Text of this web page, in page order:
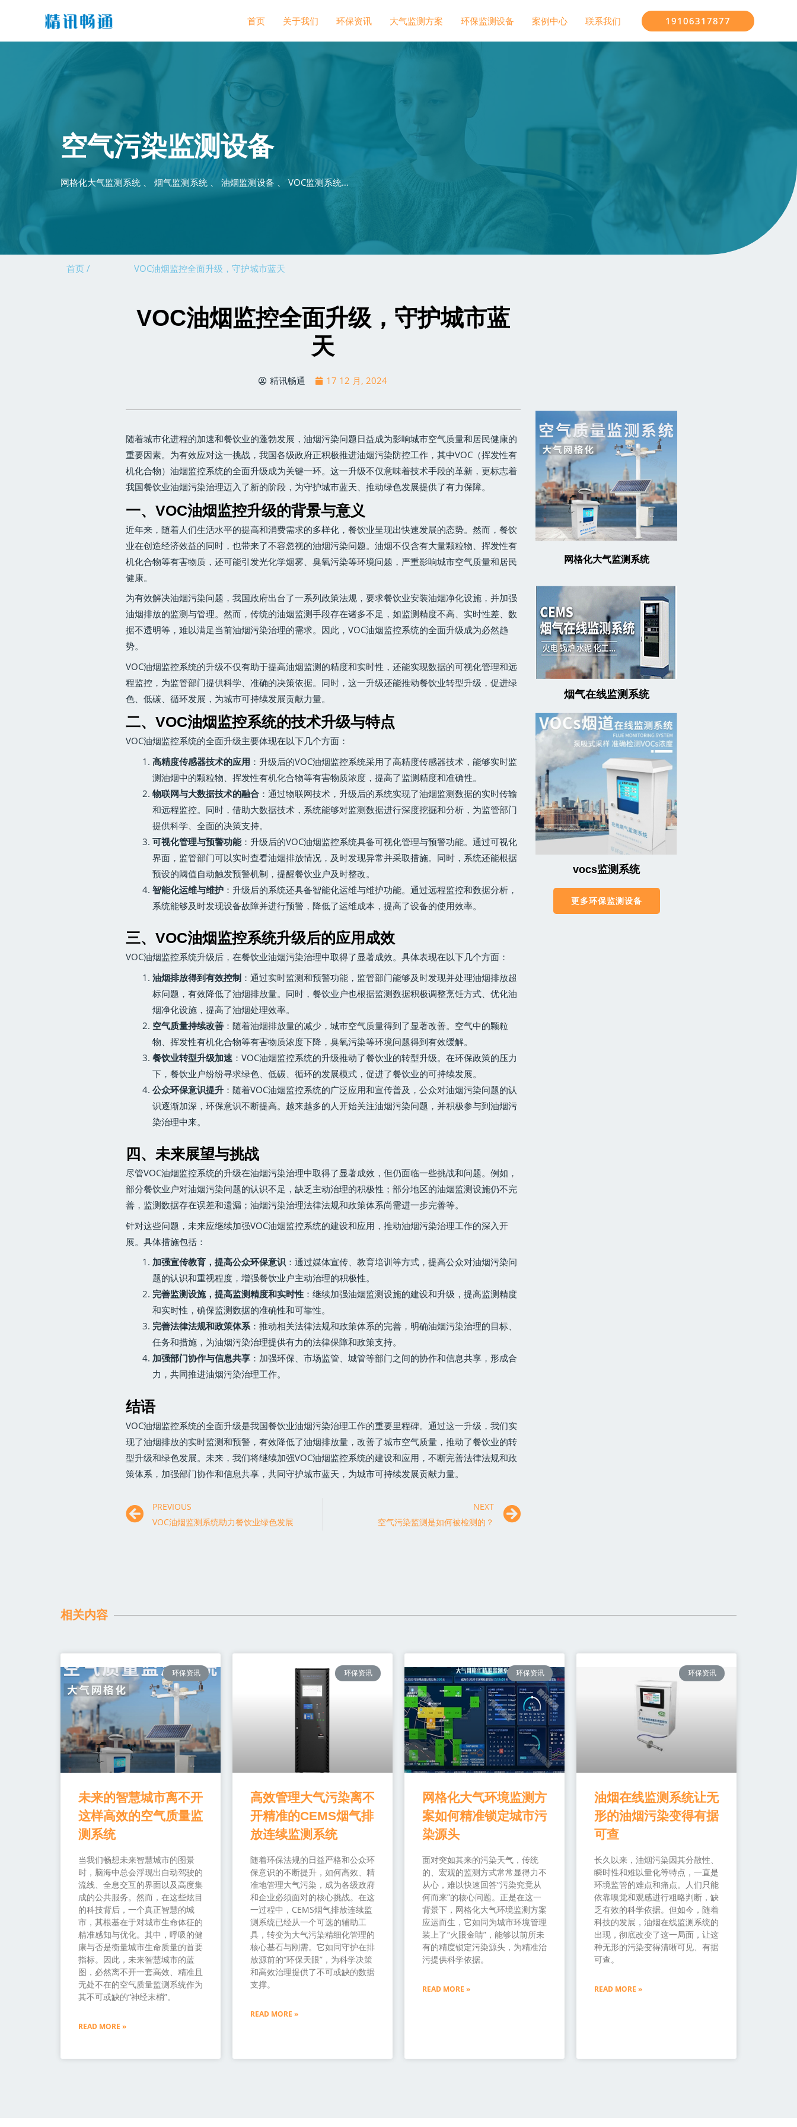
首页 关于我们 环保资讯 大气监测方案 环保监测设备 案例中心 联系我们 19106317877
空气污染监测设备
网格化大气监测系统 、 烟气监测系统 、 油烟监测设备 、 VOC监测系统…
首页 / VOC油烟监控全面升级，守护城市蓝天
VOC油烟监控全面升级，守护城市蓝
天
精讯畅通 17 12 月, 2024
随着城市化进程的加速和餐饮业的蓬勃发展，油烟污染问题日益成为影响城市空气质量和居民健康的
重要因素。为有效应对这一挑战，我国各级政府正积极推进油烟污染防控工作，其中VOC（挥发性有
机化合物）油烟监控系统的全面升级成为关键一环。这一升级不仅意味着技术手段的革新，更标志着
我国餐饮业油烟污染治理迈入了新的阶段，为守护城市蓝天、推动绿色发展提供了有力保障。
一、VOC油烟监控升级的背景与意义
近年来，随着人们生活水平的提高和消费需求的多样化，餐饮业呈现出快速发展的态势。然而，餐饮
业在创造经济效益的同时，也带来了不容忽视的油烟污染问题。油烟不仅含有大量颗粒物、挥发性有
机化合物等有害物质，还可能引发光化学烟雾、臭氧污染等环境问题，严重影响城市空气质量和居民
健康。
为有效解决油烟污染问题，我国政府出台了一系列政策法规，要求餐饮业安装油烟净化设施，并加强
油烟排放的监测与管理。然而，传统的油烟监测手段存在诸多不足，如监测精度不高、实时性差、数
据不透明等，难以满足当前油烟污染治理的需求。因此，VOC油烟监控系统的全面升级成为必然趋
势。
VOC油烟监控系统的升级不仅有助于提高油烟监测的精度和实时性，还能实现数据的可视化管理和远
程监控，为监管部门提供科学、准确的决策依据。同时，这一升级还能推动餐饮业转型升级，促进绿
色、低碳、循环发展，为城市可持续发展贡献力量。
二、VOC油烟监控系统的技术升级与特点
VOC油烟监控系统的全面升级主要体现在以下几个方面：
高精度传感器技术的应用 ：升级后的VOC油烟监控系统采用了高精度传感器技术，能够实时监
测油烟中的颗粒物、挥发性有机化合物等有害物质浓度，提高了监测精度和准确性。
物联网与大数据技术的融合：通过物联网技术，升级后的系统实现了油烟监测数据的实时传输
和远程监控。同时，借助大数据技术，系统能够对监测数据进行深度挖掘和分析，为监管部门
提供科学、全面的决策支持。
可视化管理与预警功能：升级后的VOC油烟监控系统具备可视化管理与预警功能。通过可视化
界面，监管部门可以实时查看油烟排放情况，及时发现异常并采取措施。同时，系统还能根据
预设的阈值自动触发预警机制，提醒餐饮业户及时整改。
智能化运维与维护：升级后的系统还具备智能化运维与维护功能。通过远程监控和数据分析，
系统能够及时发现设备故障并进行预警，降低了运维成本，提高了设备的使用效率。
三、VOC油烟监控系统升级后的应用成效
VOC油烟监控系统升级后，在餐饮业油烟污染治理中取得了显著成效。具体表现在以下几个方面：
油烟排放得到有效控制：通过实时监测和预警功能，监管部门能够及时发现并处理油烟排放超
标问题，有效降低了油烟排放量。同时，餐饮业户也根据监测数据积极调整烹饪方式、优化油
烟净化设施，提高了油烟处理效率。
空气质量持续改善：随着油烟排放量的减少，城市空气质量得到了显著改善。空气中的颗粒
物、挥发性有机化合物等有害物质浓度下降，臭氧污染等环境问题得到有效缓解。
餐饮业转型升级加速 ：VOC油烟监控系统的升级推动了餐饮业的转型升级。在环保政策的压力
下，餐饮业户纷纷寻求绿色、低碳、循环的发展模式，促进了餐饮业的可持续发展。
公众环保意识提升：随着VOC油烟监控系统的广泛应用和宣传普及，公众对油烟污染问题的认
识逐渐加深，环保意识不断提高。越来越多的人开始关注油烟污染问题，并积极参与到油烟污
染治理中来。
四、未来展望与挑战
尽管VOC油烟监控系统的升级在油烟污染治理中取得了显著成效，但仍面临一些挑战和问题。例如，
部分餐饮业户对油烟污染问题的认识不足，缺乏主动治理的积极性；部分地区的油烟监测设施仍不完
善，监测数据存在误差和遗漏；油烟污染治理法律法规和政策体系尚需进一步完善等。
针对这些问题，未来应继续加强VOC油烟监控系统的建设和应用，推动油烟污染治理工作的深入开
展。具体措施包括：
加强宣传教育，提高公众环保意识：通过媒体宣传、教育培训等方式，提高公众对油烟污染问
题的认识和重视程度，增强餐饮业户主动治理的积极性。
完善监测设施，提高监测精度和实时性：继续加强油烟监测设施的建设和升级，提高监测精度
和实时性，确保监测数据的准确性和可靠性。
完善法律法规和政策体系：推动相关法律法规和政策体系的完善，明确油烟污染治理的目标、
任务和措施，为油烟污染治理提供有力的法律保障和政策支持。
加强部门协作与信息共享：加强环保、市场监管、城管等部门之间的协作和信息共享，形成合
力，共同推进油烟污染治理工作。
结语
VOC油烟监控系统的全面升级是我国餐饮业油烟污染治理工作的重要里程碑。通过这一升级，我们实
现了油烟排放的实时监测和预警，有效降低了油烟排放量，改善了城市空气质量，推动了餐饮业的转
型升级和绿色发展。未来，我们将继续加强VOC油烟监控系统的建设和应用，不断完善法律法规和政
策体系，加强部门协作和信息共享，共同守护城市蓝天，为城市可持续发展贡献力量。
PREVIOUS
VOC油烟监测系统助力餐饮业绿色发展
NEXT
空气污染监测是如何被检测的？
网格化大气监测系统
烟气在线监测系统
vocs监测系统
更多环保监测设备
相关内容
环保资讯
未来的智慧城市离不开
这样高效的空气质量监
测系统
当我们畅想未来智慧城市的图景
时，脑海中总会浮现出自动驾驶的
流线、全息交互的界面以及高度集
成的公共服务。然而，在这些炫目
的科技背后，一个真正智慧的城
市，其根基在于对城市生命体征的
精准感知与优化。其中，呼吸的健
康与否是衡量城市生命质量的首要
指标。因此，未来智慧城市的蓝
图，必然离不开一套高效、精准且
无处不在的空气质量监测系统作为
其不可或缺的“神经末梢”。
READ MORE »
环保资讯
高效管理大气污染离不
开精准的CEMS烟气排
放连续监测系统
随着环保法规的日益严格和公众环
保意识的不断提升，如何高效、精
准地管理大气污染，成为各级政府
和企业必须面对的核心挑战。在这
一过程中，CEMS烟气排放连续监
测系统已经从一个可选的辅助工
具，转变为大气污染精细化管理的
核心基石与刚需。它如同守护在排
放源前的“环保天眼”，为科学决策
和高效治理提供了不可或缺的数据
支撑。
READ MORE »
环保资讯
网格化大气环境监测方
案如何精准锁定城市污
染源头
面对突如其来的污染天气，传统
的、宏观的监测方式常常显得力不
从心，难以快速回答“污染究竟从
何而来”的核心问题。正是在这一
背景下，网格化大气环境监测方案
应运而生，它如同为城市环境管理
装上了“火眼金睛”，能够以前所未
有的精度锁定污染源头，为精准治
污提供科学依据。
READ MORE »
环保资讯
油烟在线监测系统让无
形的油烟污染变得有据
可查
长久以来，油烟污染因其分散性、
瞬时性和难以量化等特点，一直是
环境监管的难点和痛点。人们只能
依靠嗅觉和观感进行粗略判断，缺
乏有效的科学依据。但如今，随着
科技的发展，油烟在线监测系统的
出现，彻底改变了这一局面，让这
种无形的污染变得清晰可见、有据
可查。
READ MORE »